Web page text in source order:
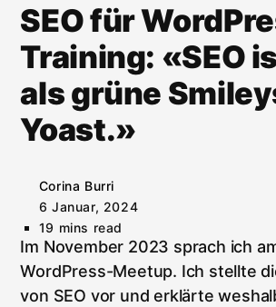
SEO für
Training: «SEO
als grüne
Yoast.»
Post
author:
Corina Burri
Post
published:
6 Januar, 2024
Reading
time:
19 mins read
Im November 2023 sprach ich
WordPress-Meetup. Ich stellte
von SEO vor und erklärte